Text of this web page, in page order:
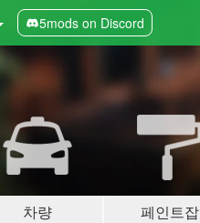
5mods on Discord
차량 페인트잡